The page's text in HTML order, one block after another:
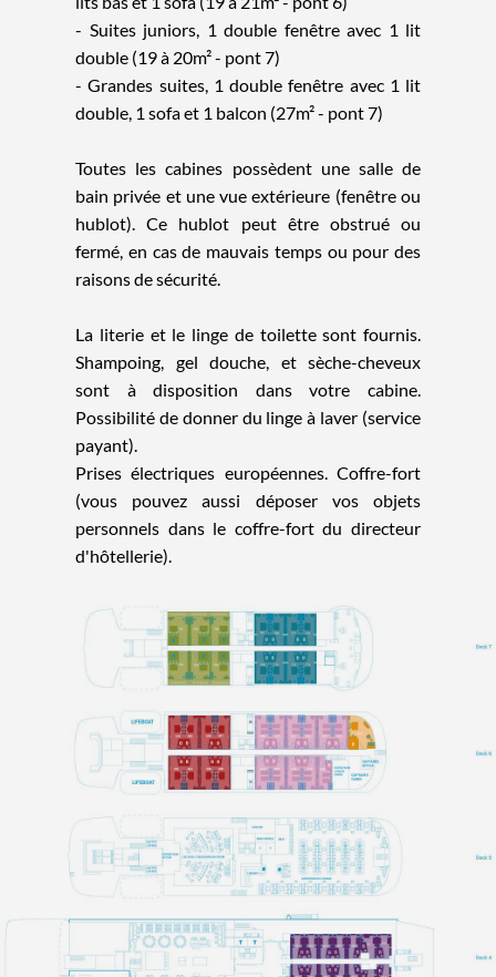
- Suites juniors, 1 double fenêtre avec 1 lit
double (19 à 20m² - pont 7)
- Grandes suites, 1 double fenêtre avec 1 lit
double, 1 sofa et 1 balcon (27m² - pont 7)
Toutes les cabines possèdent une salle de
bain privée et une vue extérieure (fenêtre ou
hublot). Ce hublot peut être obstrué ou
fermé, en cas de mauvais temps ou pour des
raisons de sécurité.
La literie et le linge de toilette sont fournis.
Shampoing, gel douche, et sèche-cheveux
sont à disposition dans votre cabine.
Possibilité de donner du linge à laver (service
payant).
Prises électriques européennes. Coffre-fort
(vous pouvez aussi déposer vos objets
personnels dans le coffre-fort du directeur
d'hôtellerie).